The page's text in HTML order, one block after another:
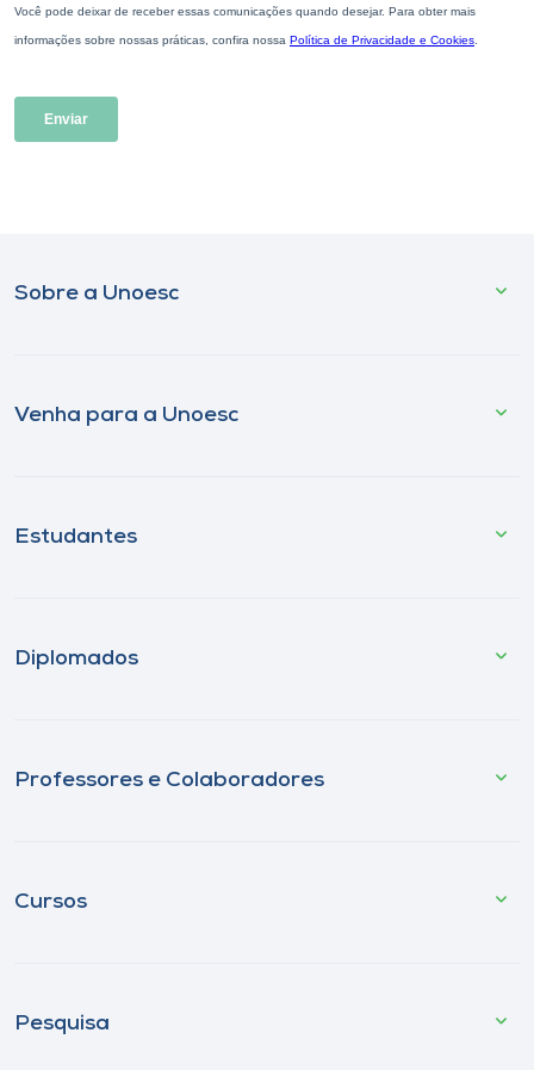
Sobre a Unoesc
Venha para a Unoesc
Estudantes
Diplomados
Professores e Colaboradores
Cursos
Pesquisa